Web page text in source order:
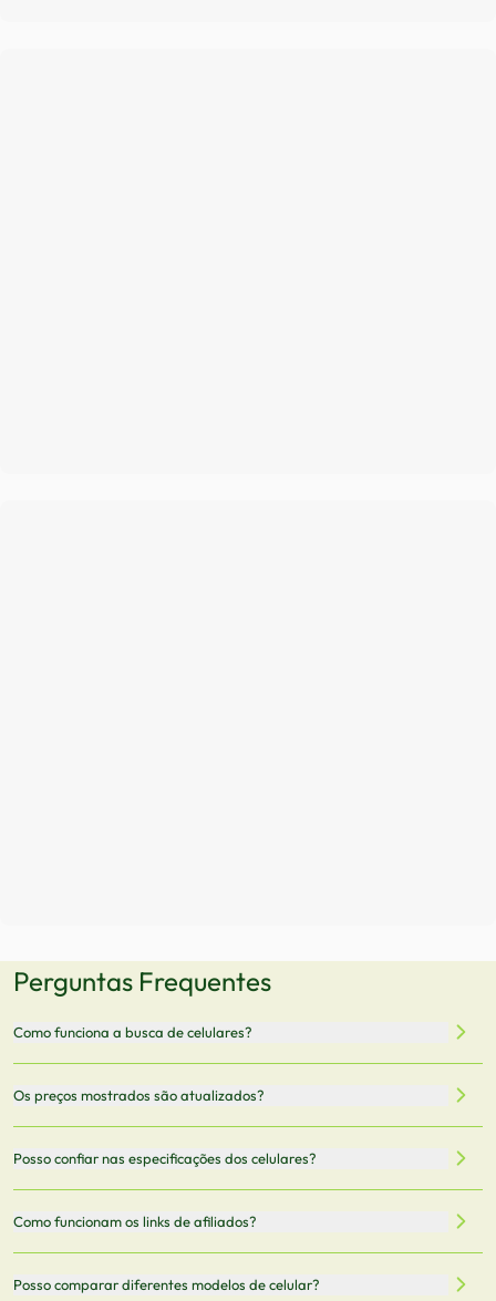
Perguntas Frequentes
Como funciona a busca de celulares?
armazenamento, memória RAM, bateria e conectividade
5G.
Os preços mostrados são atualizados?
vendedor antes de finalizar sua compra.
Posso confiar nas especificações dos celulares?
informações mais recentes de cada modelo.
Como funcionam os links de afiliados?
Posso comparar diferentes modelos de celular?